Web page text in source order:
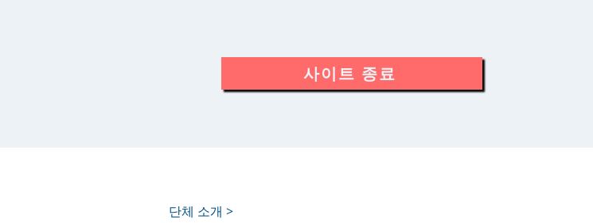
사이트 종료
단체 소개 >